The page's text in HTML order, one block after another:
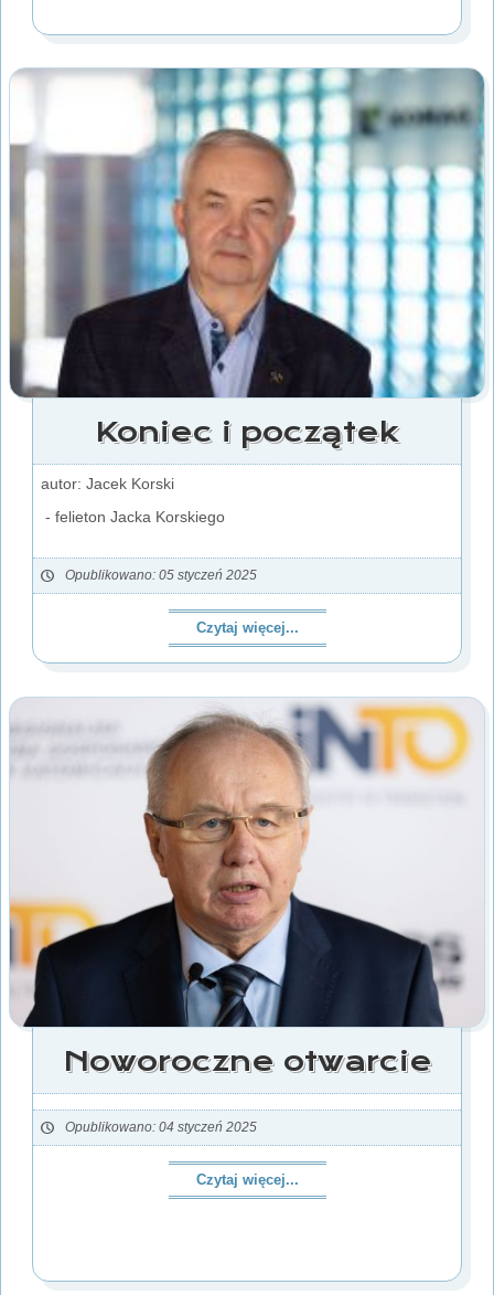
Koniec i początek
autor: Jacek Korski
- felieton Jacka Korskiego
Opublikowano: 05 styczeń 2025
Czytaj więcej...
Noworoczne otwarcie
Opublikowano: 04 styczeń 2025
Czytaj więcej...